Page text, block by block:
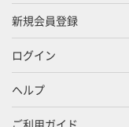
新規会員登録
ログイン
ヘルプ